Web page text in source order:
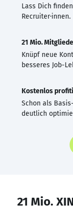
Lass Dich
Recruiter·innen.
21 Mio.
Knüpf neue
besseres Job-
Kostenlos
Schon als
deutlich
21 Mio.